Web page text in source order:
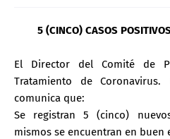
5 (CINCO) CASOS
El Director del Comité de
Tratamiento de Coronavirus.
comunica que:
Se registran 5 (cinco)
mismos se encuentran en buen